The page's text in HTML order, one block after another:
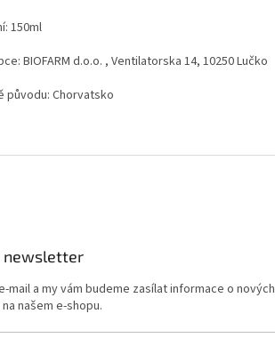
150ml
BIOFARM d.o.o. , Ventilatorska 14, 10250 Lučko
původu: Chorvatsko
newsletter
mail a my vám budeme zasílat informace o nových
našem e-shopu.